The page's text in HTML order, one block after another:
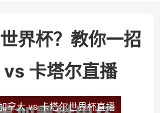
界杯？教你一招
卡塔尔直播
拿大 vs 卡塔尔世界杯直播